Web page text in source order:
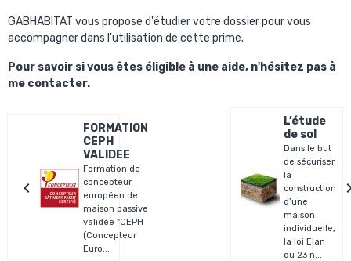
GABHABITAT vous propose d'étudier votre dossier pour vous
accompagner dans l'utilisation de cette prime.
Pour savoir si vous êtes éligible à une aide, n'hésitez pas à
me contacter.
FORMATION
CEPH
VALIDEE
Formation de
concepteur
européen de
maison passive
validée "CEPH
(Concepteur
Euro...
L’étude
de sol
Dans le but
de sécuriser
la
construction
d’une
maison
individuelle,
la loi Elan
du 23 n...